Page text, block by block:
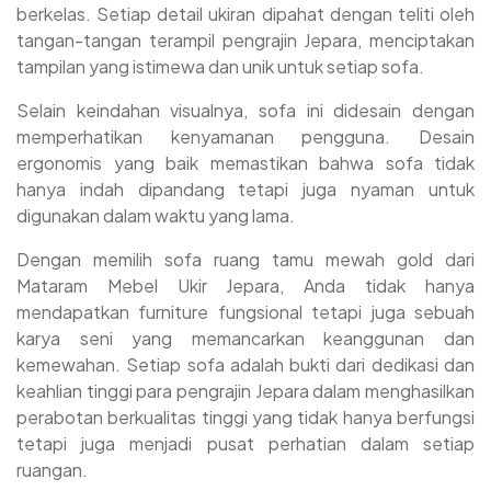
furniture Sofa Tamu Mewah NWJ-70 yang Anda pesan
sudah selesai siap kirim dan sampai di lokasi.
berkelas. Setiap detail ukiran dipahat dengan teliti oleh
tangan-tangan terampil pengrajin Jepara, menciptakan
tampilan yang istimewa dan unik untuk setiap sofa.
Selain keindahan visualnya, sofa ini didesain dengan
memperhatikan kenyamanan pengguna. Desain
ergonomis yang baik memastikan bahwa sofa tidak
hanya indah dipandang tetapi juga nyaman untuk
digunakan dalam waktu yang lama.
Dengan memilih sofa ruang tamu mewah gold dari
Mataram Mebel Ukir Jepara, Anda tidak hanya
mendapatkan furniture fungsional tetapi juga sebuah
karya seni yang memancarkan keanggunan dan
kemewahan. Setiap sofa adalah bukti dari dedikasi dan
keahlian tinggi para pengrajin Jepara dalam menghasilkan
perabotan berkualitas tinggi yang tidak hanya berfungsi
tetapi juga menjadi pusat perhatian dalam setiap
ruangan.